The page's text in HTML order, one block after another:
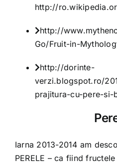
http://
http://
Go/Fruit-in-
http://dorinte-
verzi.blogspot.ro/
prajitura-cu-pere-si-
Iarna 2013-2014 am
PERELE – ca fiind